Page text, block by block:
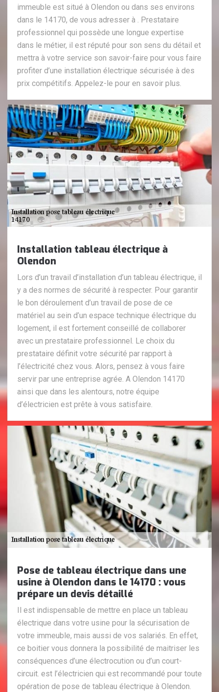
immeuble est situé à Olendon ou dans ses environs
dans le 14170, de vous adresser à . Prestataire
professionnel qui possède une longue expertise
dans le métier, il est réputé pour son sens du détail et
mettra à votre service son savoir-faire pour vous faire
profiter d’une installation électrique sécurisée à des
prix compétitifs. Appelez-le pour en savoir plus.
Installation tableau électrique à
Olendon
Lors d’un travail d’installation d’un tableau électrique, il
y a des normes de sécurité à respecter. Pour garantir
le bon déroulement d’un travail de pose de ce
matériel au sein d’un espace technique électrique du
logement, il est fortement conseillé de collaborer
avec un prestataire professionnel. Le choix du
prestataire définit votre sécurité par rapport à
l’électricité chez vous. Alors, pensez à vous faire
servir par une entreprise agrée. A Olendon 14170
ainsi que dans les alentours, notre équipe
d’électricien est prête à vous satisfaire.
Pose de tableau électrique dans une
usine à Olendon dans le 14170 : vous
prépare un devis détaillé
Il est indispensable de mettre en place un tableau
électrique dans votre usine pour la sécurisation de
votre immeuble, mais aussi de vos salariés. En effet,
ce boitier vous donnera la possibilité de maitriser les
conséquences d’une électrocution ou d’un court-
circuit. est l’électricien qui est recommandé pour toute
opération de pose de tableau électrique à Olendon.